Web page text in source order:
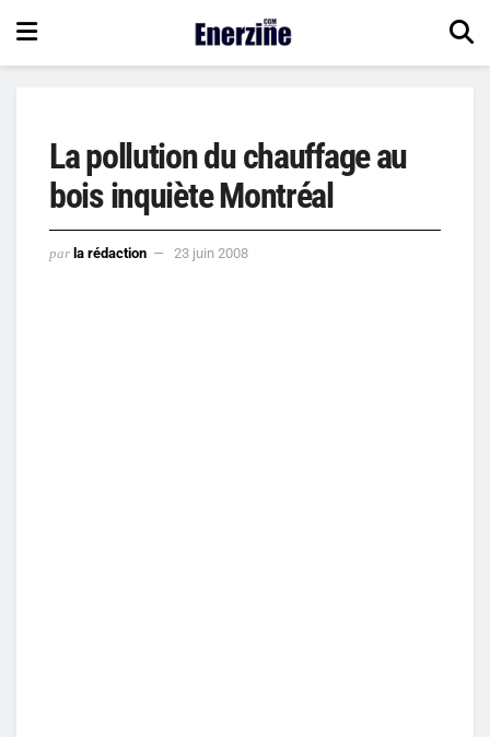
La pollution du chauffage au
bois inquiète Montréal
par la rédaction 23 juin 2008